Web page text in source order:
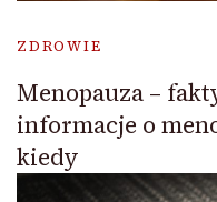
ZDROWIE
Menopauza –
informacje o
kiedy